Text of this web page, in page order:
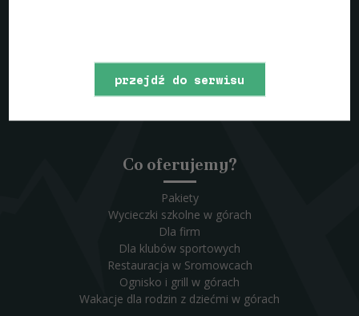
Cennik Atrakcje Galeria Kontakt
Rezerwacja
Co oferujemy?
Pakiety
Wycieczki szkolne w górach
Dla firm
Dla klubów sportowych
Restauracja w Sromowcach
Ognisko i grill w górach
Wakacje dla rodzin z dziećmi w górach
przejdź do serwisu